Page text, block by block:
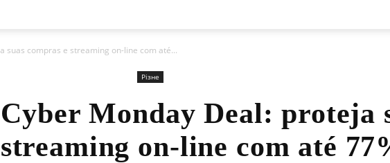
suas compras e streaming on-line com até...
Різне
​​Monday Deal: proteja
on-line com até